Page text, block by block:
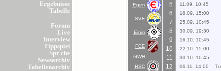
Ergebnisse
Tabelle
Forum
Live
Interview
Tippspiel
Spr che
Newsarchiv
Tabellenarchiv
Egen
SVE
Einig
FCE
GWH
HSC
5 11.09. 10:45
6 18.09. 15:00
7 25.09. 10:45
8 30.09. 19:30
9 16.10. 10:45
10 22.10. 15:00
11 30.10. 10:45
12 06.11. 14:00